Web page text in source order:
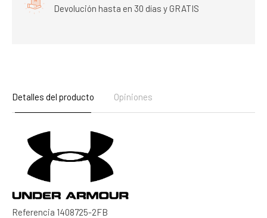
Devolución hasta en 30 días y GRATIS
Detalles del producto Opiniones
Referencia 1408725-2FB